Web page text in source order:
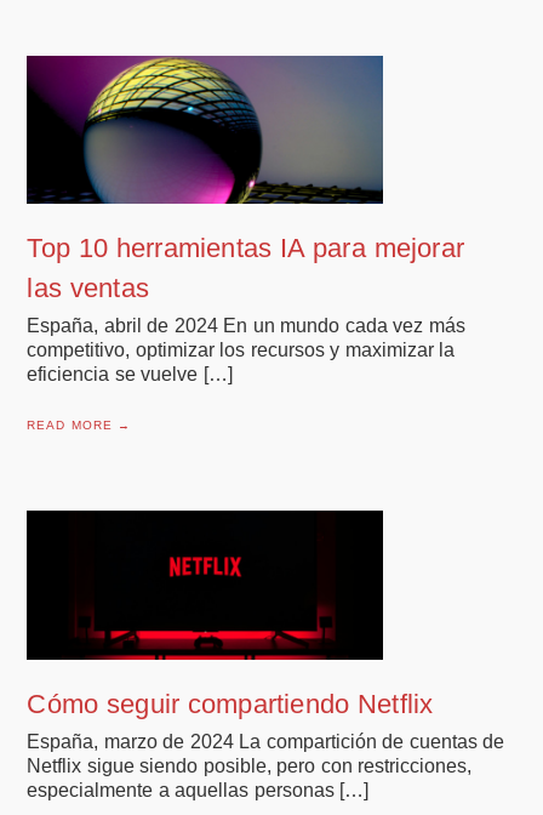
Top 10 herramientas IA para mejorar
las ventas
España, abril de 2024 En un mundo cada vez más
competitivo, optimizar los recursos y maximizar la
eficiencia se vuelve […]
READ MORE →
Cómo seguir compartiendo Netflix
España, marzo de 2024 La compartición de cuentas de
Netflix sigue siendo posible, pero con restricciones,
especialmente a aquellas personas […]